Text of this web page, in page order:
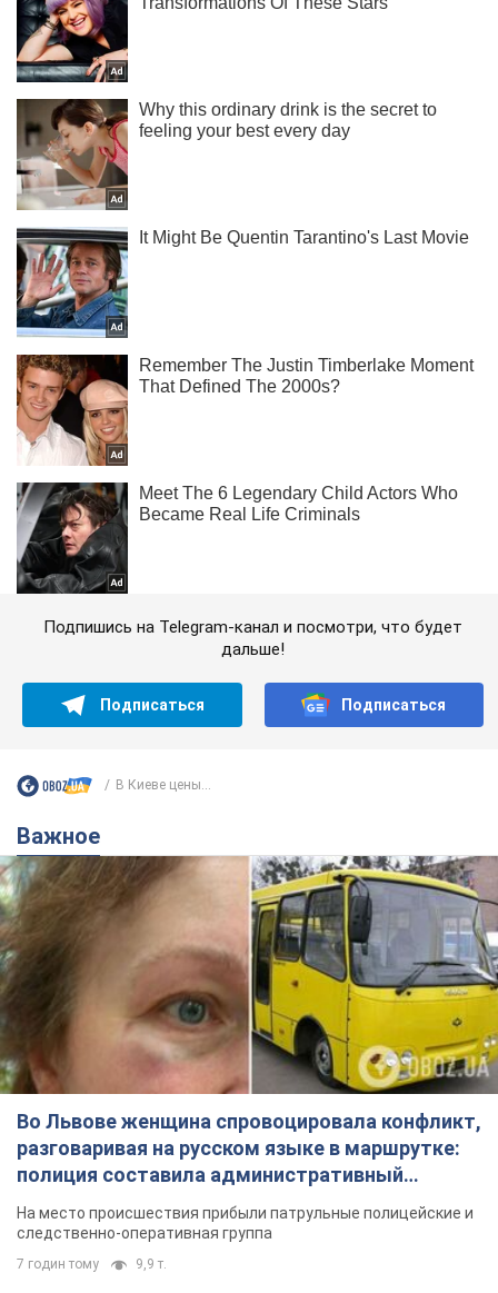
Подпишись на Telegram-канал и посмотри, что будет
дальше!
Подписаться Подписаться
В Киеве цены...
Важное
Во Львове женщина спровоцировала конфликт,
разговаривая на русском языке в маршрутке:
полиция составила административный
протокол. Видео
На место происшествия прибыли патрульные полицейские и
следственно-оперативная группа
7 годин тому 9,9 т.